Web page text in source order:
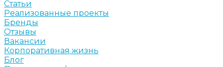
Статьи
Реализованные проекты
Бренды
Отзывы
Вакансии
Корпоративная жизнь
Блог